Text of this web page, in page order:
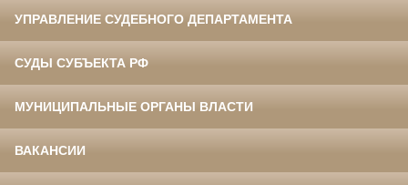
УПРАВЛЕНИЕ СУДЕБНОГО ДЕПАРТАМЕНТА
СУДЫ СУБЪЕКТА РФ
МУНИЦИПАЛЬНЫЕ ОРГАНЫ ВЛАСТИ
ВАКАНСИИ